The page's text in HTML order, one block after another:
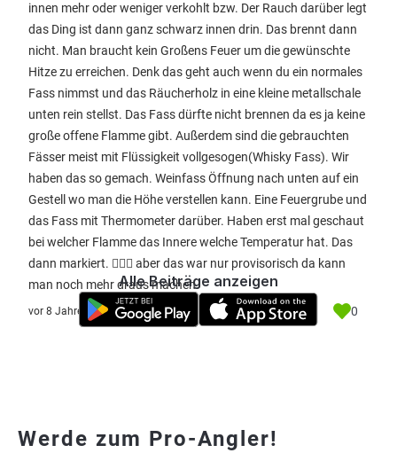
innen mehr oder weniger verkohlt bzw. Der Rauch darüber legt
das Ding ist dann ganz schwarz innen drin. Das brennt dann
nicht. Man braucht kein Großens Feuer um die gewünschte
Hitze zu erreichen. Denk das geht auch wenn du ein normales
Fass nimmst und das Räucherholz in eine kleine metallschale
unten rein stellst. Das Fass dürfte nicht brennen da es ja keine
große offene Flamme gibt. Außerdem sind die gebrauchten
Fässer meist mit Flüssigkeit vollgesogen(Whisky Fass). Wir
haben das so gemach. Weinfass Öffnung nach unten auf ein
Gestell wo man die Höhe verstellen kann. Eine Feuergrube und
das Fass mit Thermometer darüber. Haben erst mal geschaut
bei welcher Flamme das Innere welche Temperatur hat. Das
dann markiert. 🤷🏾‍♂️ aber das war nur provisorisch da kann
man noch mehr draus machen.
vor 8 Jahre 0
Alle Beiträge anzeigen
Werde zum Pro-Angler!